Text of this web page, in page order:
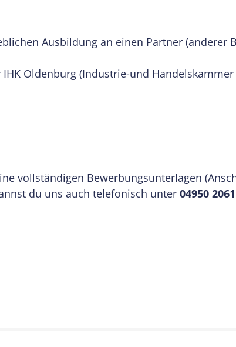
Ausbildung an einen Partner (anderer
Oldenburg (Industrie-und
vollständigen Bewerbungsunterlagen
du uns auch telefonisch unter 04950 2061